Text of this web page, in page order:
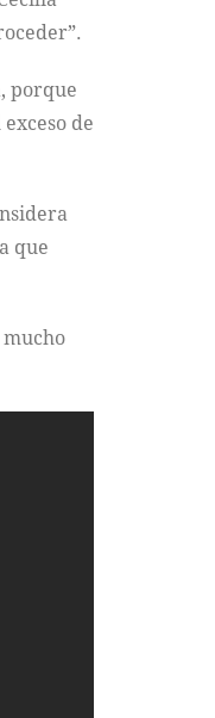
porque
de
que
mucho